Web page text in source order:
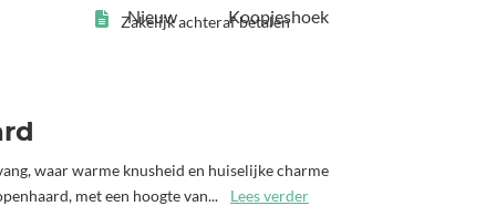
Nieuw Koopjeshoek
Zakelijk achteraf betalen
waar warme knusheid en huiselijke charme
met een hoogte van...
Lees verder